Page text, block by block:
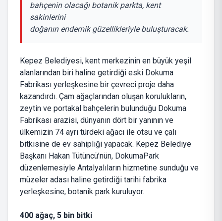
bahçenin olacağı botanik parkta, kent
sakinlerini
doğanın endemik güzellikleriyle buluşturacak.
Kepez Belediyesi, kent merkezinin en büyük yeşil
alanlarından biri haline getirdiği eski Dokuma
Fabrikası yerleşkesine bir çevreci proje daha
kazandırdı. Çam ağaçlarından oluşan korulukların,
zeytin ve portakal bahçelerin bulunduğu Dokuma
Fabrikası arazisi, dünyanın dört bir yanının ve
ülkemizin 74 ayrı türdeki ağacı ile otsu ve çalı
bitkisine de ev sahipliği yapacak. Kepez Belediye
Başkanı Hakan Tütüncü’nün, DokumaPark
düzenlemesiyle Antalyalıların hizmetine sunduğu ve
müzeler adası haline getirdiği tarihi fabrika
yerleşkesine, botanik park kuruluyor.
400 ağaç, 5 bin bitki